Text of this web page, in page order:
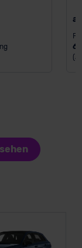
60